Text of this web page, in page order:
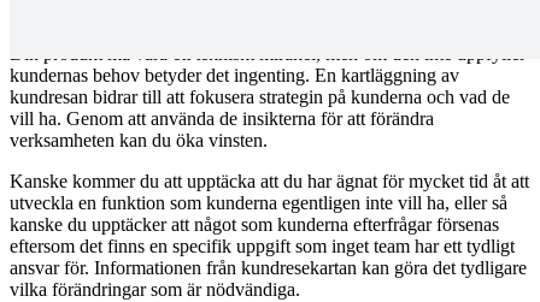
kundernas behov betyder det ingenting. En kartläggning av
kundresan bidrar till att fokusera strategin på kunderna och vad de
vill ha. Genom att använda de insikterna för att förändra
verksamheten kan du öka vinsten.
Kanske kommer du att upptäcka att du har ägnat för mycket tid åt att
utveckla en funktion som kunderna egentligen inte vill ha, eller så
kanske du upptäcker att något som kunderna efterfrågar försenas
eftersom det finns en specifik uppgift som inget team har ett tydligt
ansvar för. Informationen från kundresekartan kan göra det tydligare
vilka förändringar som är nödvändiga.